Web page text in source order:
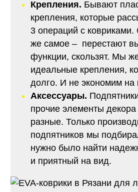
Крепления. Бывают
крепления, которые
3 операций с ковриками.
же самое – перестают
функции, скользят. Мы
идеальные крепления,
долго. И не экономим на
Аксессуары.
прочие элементы
разные. Только
подпятников мы
нужно было найти
и приятный на вид.